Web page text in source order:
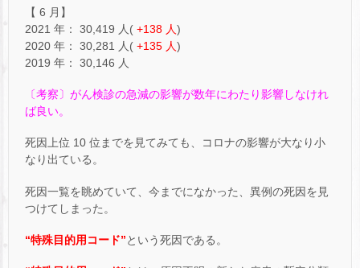
【 6 月】
2021 年： 30,419 人( +138 人)
2020 年： 30,281 人( +135 人)
2019 年： 30,146 人
〔考察〕がん検診の急減の影響が数年にわたり影響しなけれ
ば良い。
死因上位 10 位までを見てみても、コロナの影響が大なり小
なり出ている。
死因一覧を眺めていて、今までになかった、異例の死因を見
つけてしまった。
“特殊目的用コード”という死因である。